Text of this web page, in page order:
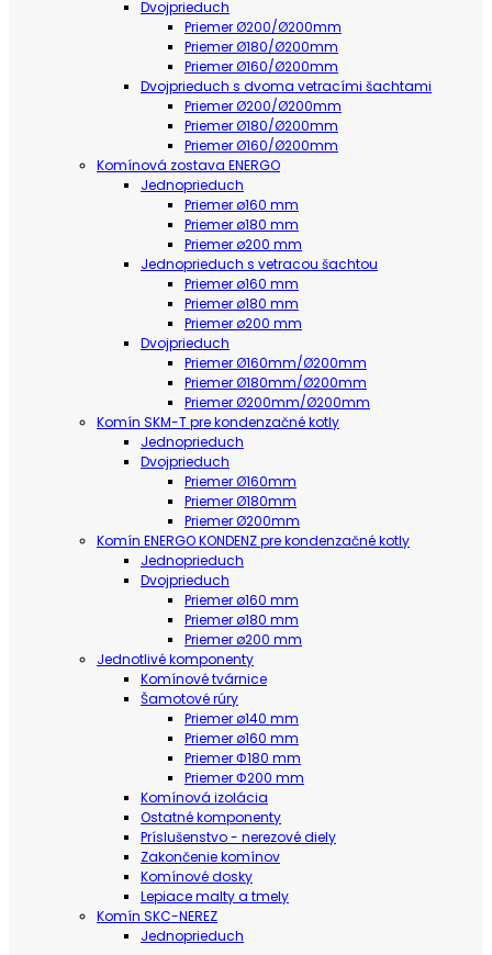
Dvojprieduch
Priemer Ø200/Ø200mm
Priemer Ø180/Ø200mm
Priemer Ø160/Ø200mm
Dvojprieduch s dvoma vetracími šachtami
Priemer Ø200/Ø200mm
Priemer Ø180/Ø200mm
Priemer Ø160/Ø200mm
Komínová zostava ENERGO
Jednoprieduch
Priemer ø160 mm
Priemer ø180 mm
Priemer ø200 mm
Jednoprieduch s vetracou šachtou
Priemer ø160 mm
Priemer ø180 mm
Priemer ø200 mm
Dvojprieduch
Priemer Ø160mm/Ø200mm
Priemer Ø180mm/Ø200mm
Priemer Ø200mm/Ø200mm
Komín SKM-T pre kondenzačné kotly
Jednoprieduch
Dvojprieduch
Priemer Ø160mm
Priemer Ø180mm
Priemer Ø200mm
Komín ENERGO KONDENZ pre kondenzačné kotly
Jednoprieduch
Dvojprieduch
Priemer ø160 mm
Priemer ø180 mm
Priemer ø200 mm
Jednotlivé komponenty
Komínové tvárnice
Šamotové rúry
Priemer ø140 mm
Priemer ø160 mm
Priemer Φ180 mm
Priemer Φ200 mm
Komínová izolácia
Ostatné komponenty
Príslušenstvo - nerezové diely
Zakončenie komínov
Komínové dosky
Lepiace malty a tmely
Komín SKC-NEREZ
Jednoprieduch